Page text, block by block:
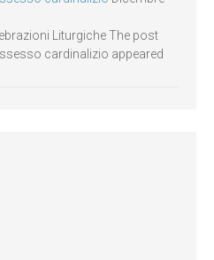
Liturgiche The post
cardinalizio appeared